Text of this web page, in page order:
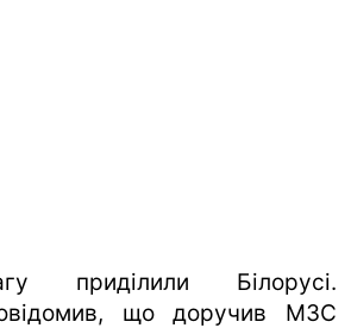
приділили Білорусі.
що доручив МЗС